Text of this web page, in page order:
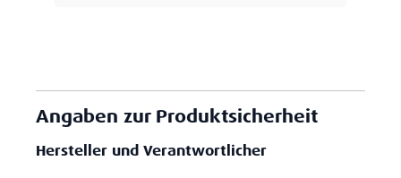
Angaben zur Produktsicherheit
Hersteller und Verantwortlicher